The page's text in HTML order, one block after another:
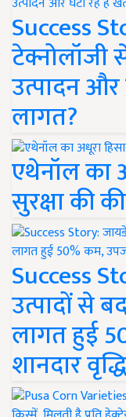
Success
टेक्नोलॉजी
उत्पादन
लागत?
एथेनॉल का
सुरक्षा की
Success
उत्पादों से
लागत हुई
शानदार